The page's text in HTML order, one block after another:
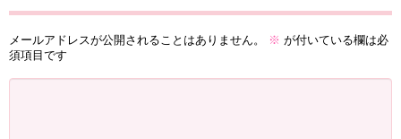
メールアドレスが公開されることはありません。 ※ が付いている欄は必
須項目です